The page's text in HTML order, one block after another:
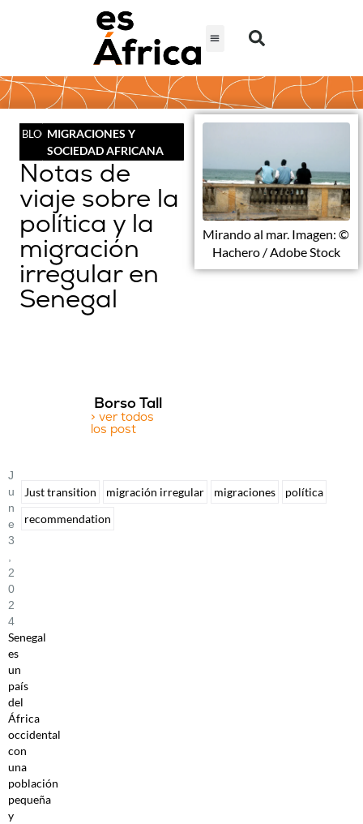
BLOGMIGRACIONES Y
SOCIEDAD AFRICANA
Notas de
viaje sobre la
política y la
migración
irregular en
Senegal
Mirando al mar. Imagen: ©
Hachero / Adobe Stock
Borso Tall
> ver todos
los post
J
U
N
E
3
2
0
2
4
Senegal
es
un
país
del
África
occidental
con
una
población
pequeña
y
Just transition migración irregular migraciones
política
recommendation